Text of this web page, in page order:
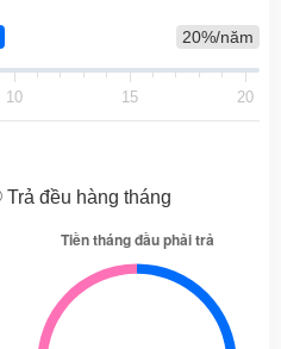
20%/năm
10 15 20
Trả đều hàng tháng